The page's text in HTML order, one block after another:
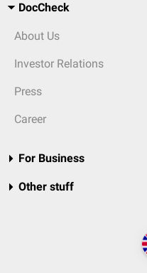
DocCheck
About Us
Investor Relations
Press
Career
For Business
Other stuff